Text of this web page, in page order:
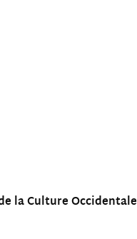
la Culture Occidentale